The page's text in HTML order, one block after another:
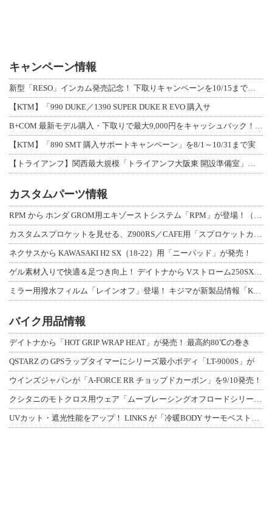
キャンペーン情報
【KTM】「990 DUKE／1390 SUPER DUKE R EVO 購入サ
【KTM】「890 SMT 購入サポートキャンペーン」を8/1～10/31まで実
カスタムパーツ情報
ネクサスから KAWASAKI H2 SX（18-22）用「ニーパッド」が発売！
バイク用品情報
デイトナから「HOT GRIP WRAP HEAT」が発売！ 最高約80℃の巻き
QSTARZ の GPSラップタイマーにシリーズ最小ボディ「LT-9000S」が
ウインズジャパンが「A-FORCE RR チョップドカーボン」を9/10発売！